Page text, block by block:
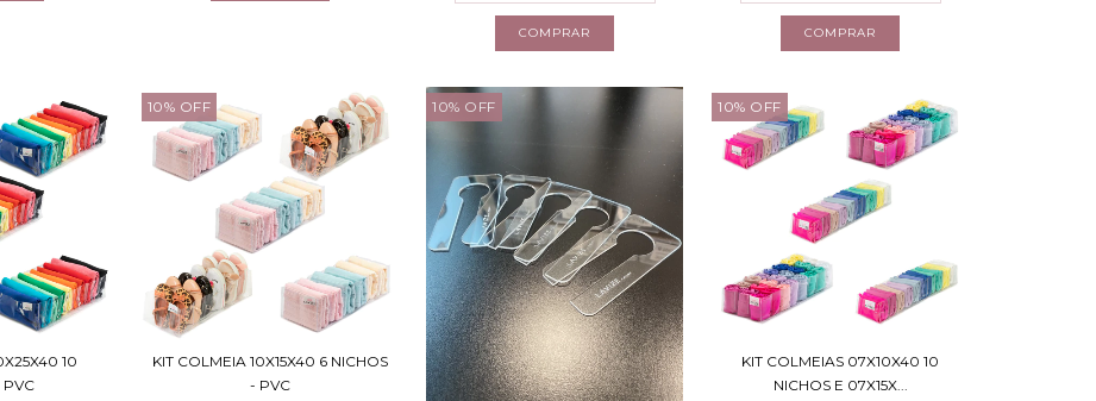
10
PVC
10% OFF
KIT COLMEIA 10X15X40 6 NICHOS
- PVC
10% OFF 10% OFF
KIT COLMEIAS 07X10X40 10
NICHOS E 07X15X...